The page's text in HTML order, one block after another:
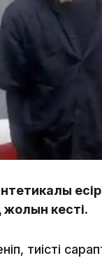
жолын кесті.
тиісті